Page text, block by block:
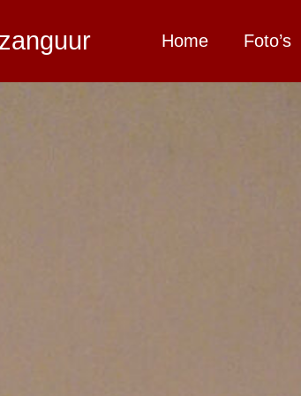
Home Foto’s